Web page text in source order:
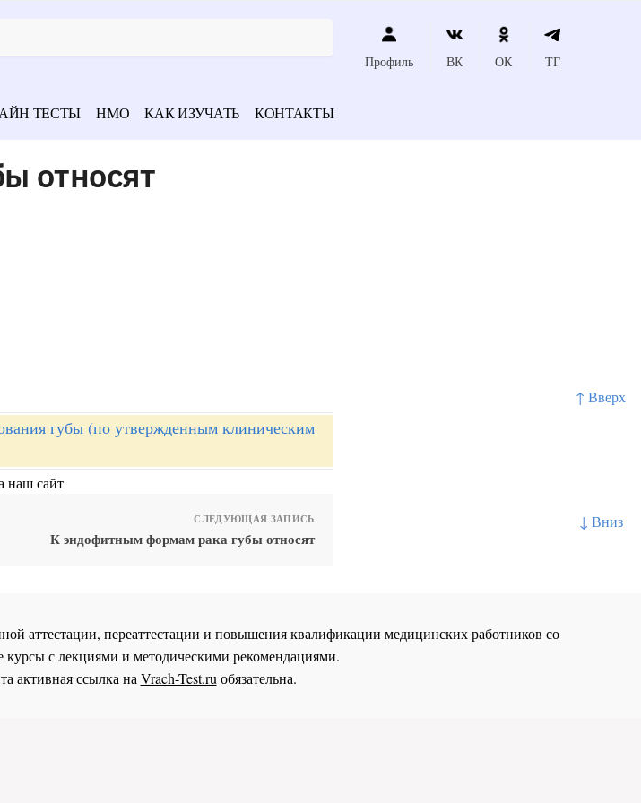
↑ Вверх
↓ Вниз
Профиль ВК ОК ТГ
ТЕСТЫ НМО КАК ИЗУЧАТЬ КОНТАКТЫ
относят
губы (по утвержденным клиническим
наш сайт
СЛЕДУЮЩАЯ ЗАПИСЬ
К эндофитным формам рака губы относят
аттестации, переаттестации и повышения квалификации медицинских работников со
с лекциями и методическими рекомендациями.
активная ссылка наVrach-Test.ruобязательна.